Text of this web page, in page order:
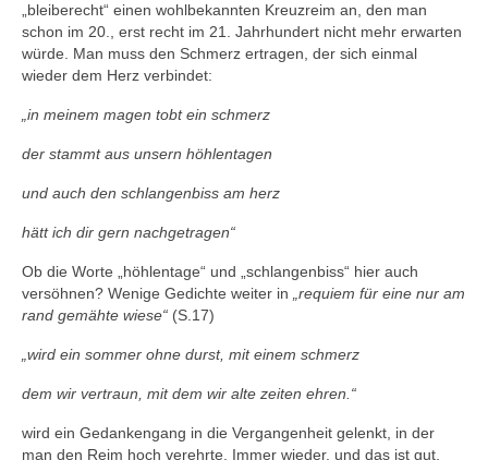
„bleiberecht“ einen wohlbekannten Kreuzreim an, den man
schon im 20., erst recht im 21. Jahrhundert nicht mehr erwarten
würde. Man muss den Schmerz ertragen, der sich einmal
wieder dem Herz verbindet:
„in meinem magen tobt ein schmerz
der stammt aus unsern höhlentagen
und auch den schlangenbiss am herz
hätt ich dir gern nachgetragen“
Ob die Worte „höhlentage“ und „schlangenbiss“ hier auch
versöhnen? Wenige Gedichte weiter in
„requiem für eine nur am
rand gemähte wiese“ (S.17)
„wird ein sommer ohne durst, mit einem schmerz
dem wir vertraun, mit dem wir alte zeiten ehren.“
wird ein Gedankengang in die Vergangenheit gelenkt, in der
man den Reim hoch verehrte. Immer wieder, und das ist gut,